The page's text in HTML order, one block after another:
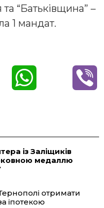
“Батьківщина” –
1 мандат.
t
A
із Заліщиків
медаллю
отримати
іпотекою